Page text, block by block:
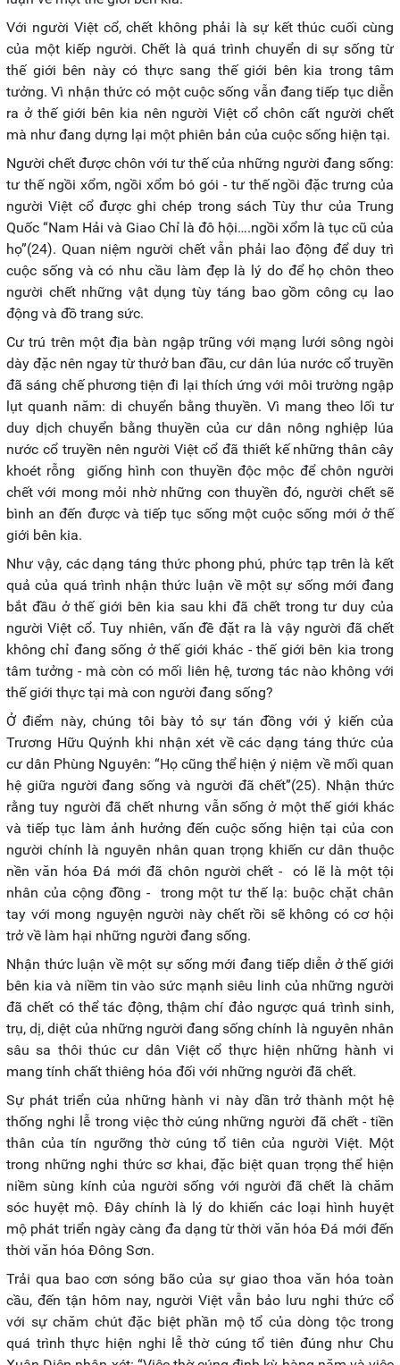
Với người Việt cổ, chết không phải là sự kết thúc cuối cùng
của một kiếp người. Chết là quá trình chuyển di sự sống từ
thế giới bên này có thực sang thế giới bên kia trong tâm
tưởng. Vì nhận thức có một cuộc sống vẫn đang tiếp tục diễn
ra ở thế giới bên kia nên người Việt cổ chôn cất người chết
mà như đang dựng lại một phiên bản của cuộc sống hiện tại.
Người chết được chôn với tư thế của những người đang sống:
tư thế ngồi xổm, ngồi xổm bó gói - tư thế ngồi đặc trưng của
người Việt cổ được ghi chép trong sách Tùy thư của Trung
Quốc “Nam Hải và Giao Chỉ là đô hội….ngồi xổm là tục cũ của
họ”(24). Quan niệm người chết vẫn phải lao động để duy trì
cuộc sống và có nhu cầu làm đẹp là lý do để họ chôn theo
người chết những vật dụng tùy táng bao gồm công cụ lao
động và đồ trang sức.
Cư trú trên một địa bàn ngập trũng với mạng lưới sông ngòi
dày đặc nên ngay từ thưở ban đầu, cư dân lúa nước cổ truyền
đã sáng chế phương tiện đi lại thích ứng với môi trường ngập
lụt quanh năm: di chuyển bằng thuyền. Vì mang theo lối tư
duy dịch chuyển bằng thuyền của cư dân nông nghiệp lúa
nước cổ truyền nên người Việt cổ đã thiết kế những thân cây
khoét rỗng giống hình con thuyền độc mộc để chôn người
chết với mong mỏi nhờ những con thuyền đó, người chết sẽ
bình an đến được và tiếp tục sống một cuộc sống mới ở thế
giới bên kia.
Như vậy, các dạng táng thức phong phú, phức tạp trên là kết
quả của quá trình nhận thức luận về một sự sống mới đang
bắt đầu ở thế giới bên kia sau khi đã chết trong tư duy của
người Việt cổ. Tuy nhiên, vấn đề đặt ra là vậy người đã chết
không chỉ đang sống ở thế giới khác - thế giới bên kia trong
tâm tưởng - mà còn có mối liên hệ, tương tác nào không với
thế giới thực tại mà con người đang sống?
Ở điểm này, chúng tôi bày tỏ sự tán đồng với ý kiến của
Trương Hữu Quýnh khi nhận xét về các dạng táng thức của
cư dân Phùng Nguyên: “Họ cũng thể hiện ý niệm về mối quan
hệ giữa người đang sống và người đã chết”(25). Nhận thức
rằng tuy người đã chết nhưng vẫn sống ở một thế giới khác
và tiếp tục làm ảnh hưởng đến cuộc sống hiện tại của con
người chính là nguyên nhân quan trọng khiến cư dân thuộc
nền văn hóa Đá mới đã chôn người chết - có lẽ là một tội
nhân của cộng đồng - trong một tư thế lạ: buộc chặt chân
tay với mong nguyện người này chết rồi sẽ không có cơ hội
trở về làm hại những người đang sống.
Nhận thức luận về một sự sống mới đang tiếp diễn ở thế giới
bên kia và niềm tin vào sức mạnh siêu linh của những người
đã chết có thể tác động, thậm chí đảo ngược quá trình sinh,
trụ, dị, diệt của những người đang sống chính là nguyên nhân
sâu sa thôi thúc cư dân Việt cổ thực hiện những hành vi
mang tính chất thiêng hóa đối với những người đã chết.
Sự phát triển của những hành vi này dần trở thành một hệ
thống nghi lễ trong việc thờ cúng những người đã chết - tiền
thân của tín ngưỡng thờ cúng tổ tiên của người Việt. Một
trong những nghi thức sơ khai, đặc biệt quan trọng thể hiện
niềm sùng kính của người sống với người đã chết là chăm
sóc huyệt mộ. Đây chính là lý do khiến các loại hình huyệt
mộ phát triển ngày càng đa dạng từ thời văn hóa Đá mới đến
thời văn hóa Đông Sơn.
Trải qua bao cơn sóng bão của sự giao thoa văn hóa toàn
cầu, đến tận hôm nay, người Việt vẫn bảo lưu nghi thức cổ
với sự chăm chút đặc biệt phần mộ tổ của dòng tộc trong
quá trình thực hiện nghi lễ thờ cúng tổ tiên đúng như Chu